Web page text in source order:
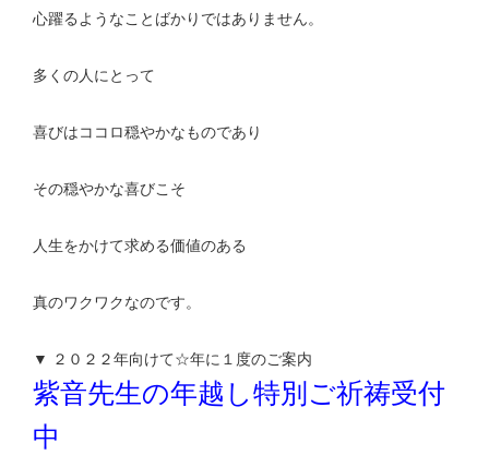
心躍るようなことばかりではありません。
多くの人にとって
喜びはココロ穏やかなものであり
その穏やかな喜びこそ
人生をかけて求める価値のある
真のワクワクなのです。
▼ ２０２２年向けて☆年に１度のご案内
紫音先生の年越し特別ご祈祷受付
中